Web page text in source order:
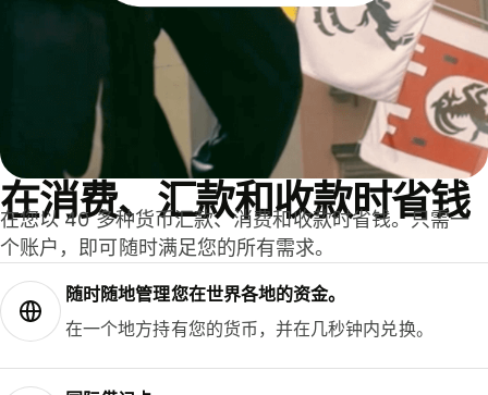
在消费、汇款和收款时省钱
在您以 40 多种货币汇款、消费和收款时省钱。只需一
个账户，即可随时满足您的所有需求。
随时随地管理您在世界各地的资金。
在一个地方持有您的货币，并在几秒钟内兑换。